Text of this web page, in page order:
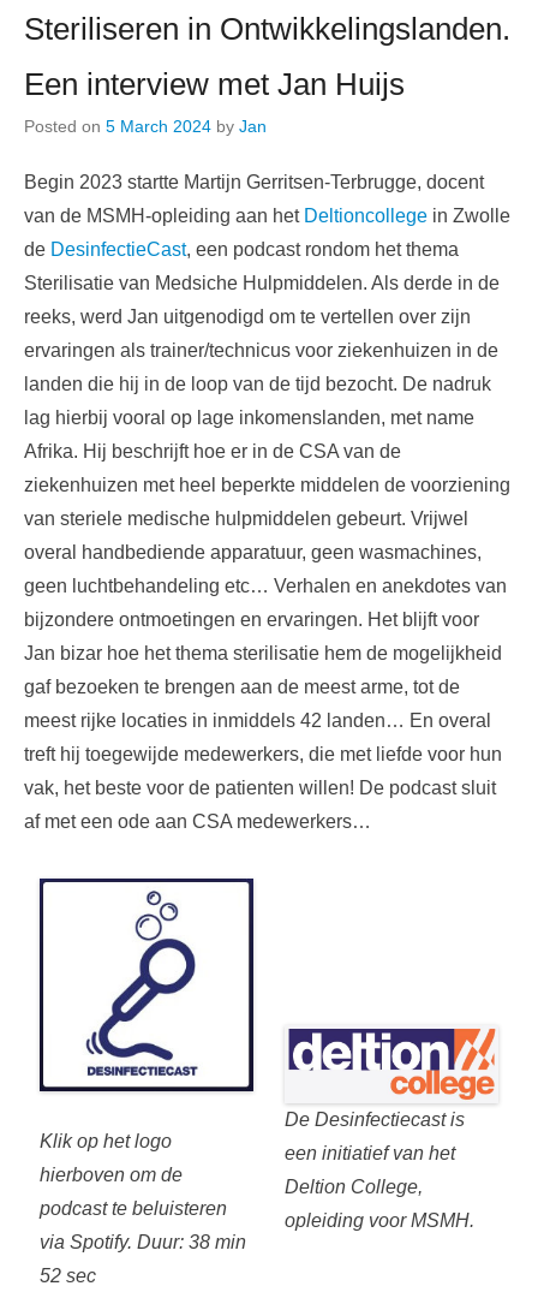
Steriliseren in Ontwikkelingslanden.
Een interview met Jan Huijs
Posted on 5 March 2024 by Jan
Begin 2023 startte Martijn Gerritsen-Terbrugge, docent
van de MSMH-opleiding aan het Deltioncollege in Zwolle
de DesinfectieCast, een podcast rondom het thema
Sterilisatie van Medsiche Hulpmiddelen. Als derde in de
reeks, werd Jan uitgenodigd om te vertellen over zijn
ervaringen als trainer/technicus voor ziekenhuizen in de
landen die hij in de loop van de tijd bezocht. De nadruk
lag hierbij vooral op lage inkomenslanden, met name
Afrika. Hij beschrijft hoe er in de CSA van de
ziekenhuizen met heel beperkte middelen de voorziening
van steriele medische hulpmiddelen gebeurt. Vrijwel
overal handbediende apparatuur, geen wasmachines,
geen luchtbehandeling etc… Verhalen en anekdotes van
bijzondere ontmoetingen en ervaringen. Het blijft voor
Jan bizar hoe het thema sterilisatie hem de mogelijkheid
gaf bezoeken te brengen aan de meest arme, tot de
meest rijke locaties in inmiddels 42 landen… En overal
treft hij toegewijde medewerkers, die met liefde voor hun
vak, het beste voor de patienten willen! De podcast sluit
af met een ode aan CSA medewerkers…
Klik op het logo
hierboven om de
podcast te beluisteren
via Spotify. Duur: 38 min
52 sec
De Desinfectiecast is
een initiatief van het
Deltion College,
opleiding voor MSMH.